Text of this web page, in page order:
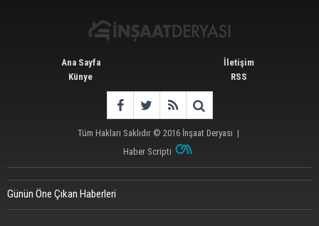
Ana Sayfa
Künye
İletişim
RSS
Tüm Hakları Saklıdır © 2016 İnşaat Deryası |
Haber Scripti
Günün Öne Çıkan Haberleri